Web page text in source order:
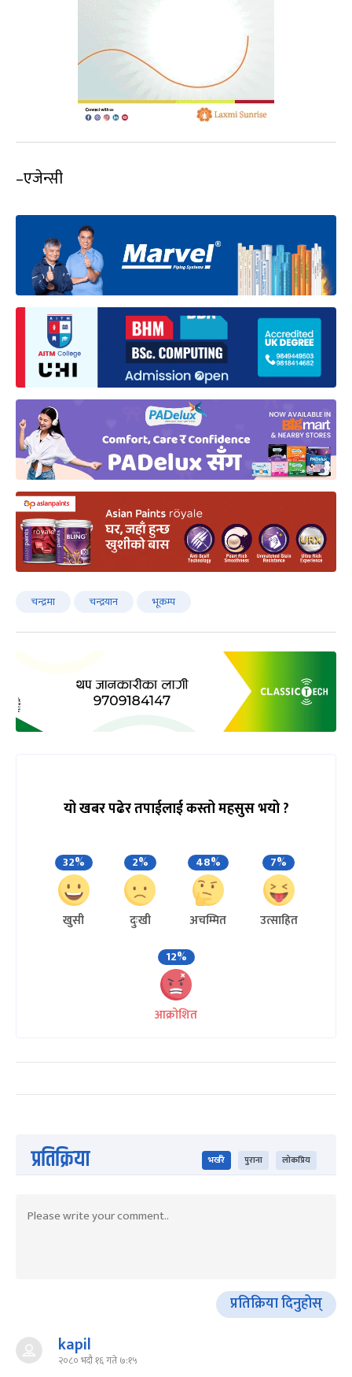
–एजेन्सी
चन्द्रमा चन्द्रयान भूकम्प
यो खबर पढेर तपाईलाई कस्तो महसुस भयो ?
32%
खुसी
2%
दुःखी
48%
अचम्मित
7%
उत्साहित
12%
आक्रोशित
प्रतिक्रिया भर्खरै पुराना लोकप्रिय
प्रतिक्रिया दिनुहोस्
kapil
२०८० भदौ १६ गते ७:१५